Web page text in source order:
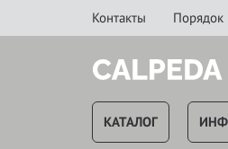
Контакты Порядок
КАТАЛОГ